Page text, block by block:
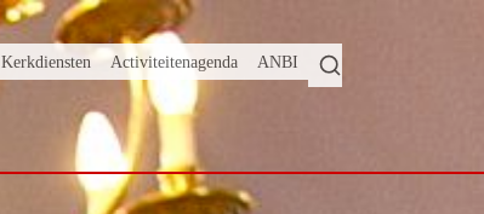
Kerkdiensten Activiteitenagenda ANBI